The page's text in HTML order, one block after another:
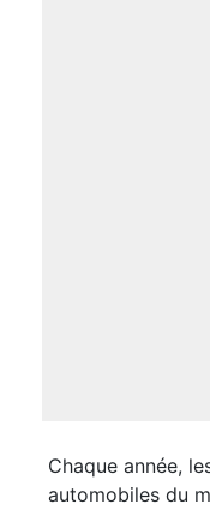
Chaque année,
automobiles du